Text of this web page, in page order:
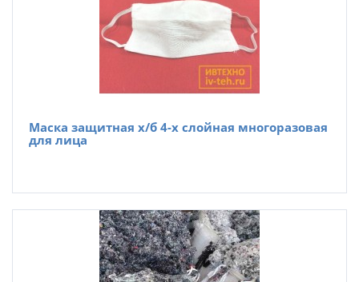
Маска защитная х/б 4-х слойная многоразовая
для лица